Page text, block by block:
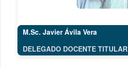
M.Sc. Javier Ávila Vera
DELEGADO DOCENTE TITULAR